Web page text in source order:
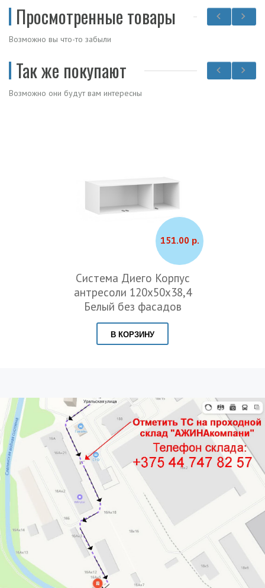
Просмотренные товары
Возможно вы что-то забыли
Так же покупают
Возможно они будут вам интересны
151.00 р.
Система Диего Корпус
антресоли 120х50х38,4
Белый без фасадов
В КОРЗИНУ